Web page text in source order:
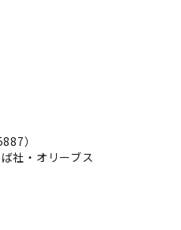
）
社・オリーブス